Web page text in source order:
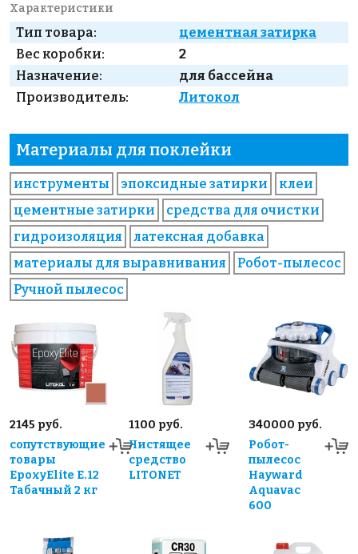
Характеристики
Тип товара:
цементная затирка
Вес коробки:
2
Назначение:
для бассейна
Производитель:
Литокол
Материалы для поклейки
инструменты эпоксидные затирки
клеи
цементные затирки
средства для очистки
гидроизоляция
латексная добавка
материалы для выравнивания
Робот-пылесос
Ручной пылесос
2145 руб.
сопутствующие
товары
EpoxyElite E.12
Табачный 2 кг
1100 руб.
Чистящее
средство
LITONET
340000 руб.
Робот-
пылесос
Hayward
Aquavac
600